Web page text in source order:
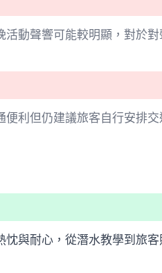
動聲響可能較明顯，對於
便利但仍建議旅客自行安排
與耐心，從潛水教學到旅